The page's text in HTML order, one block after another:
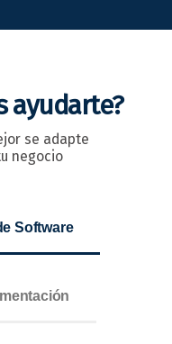
ayudarte?
se adapte
negocio
Software